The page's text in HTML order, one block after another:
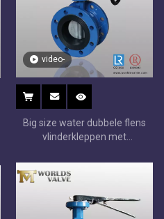
video-
Big size water dubbele flens
vlinderkleppen met